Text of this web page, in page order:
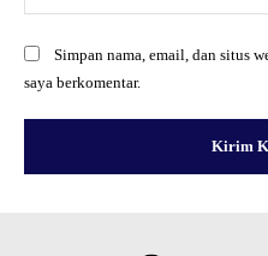
Simpan nama, email, dan situs
saya berkomentar.